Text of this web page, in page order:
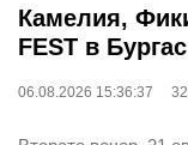
Камелия,
FEST в Бургас
06.08.2026 15:36:37